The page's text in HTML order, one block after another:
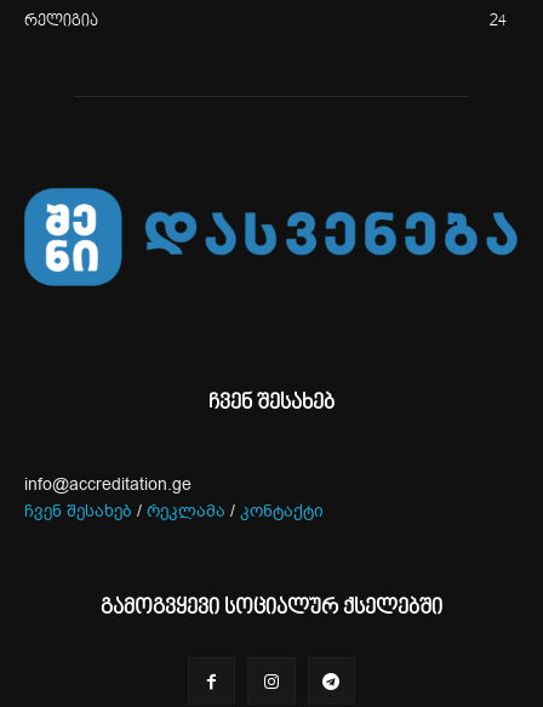
რელიგია 24
ჩვენ შესახებ
info@accreditation.ge
ჩვენ შესახებ / რეკლამა / კონტაქტი
გამოგვყევი სოციალურ ქსელებში